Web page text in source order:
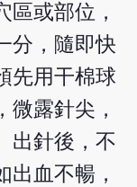
區或部位，
分，隨即快
先用干棉球
微露針尖，
出針後，不
出血不暢，